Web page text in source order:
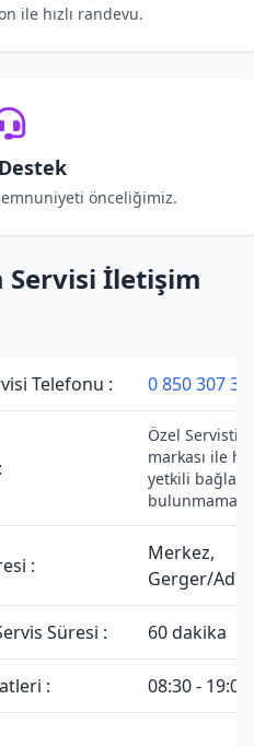
ile hızlı randevu.
önceliğimiz.
Servisi İletişim
Telefonu : 0 850 307 34
Özel
markası ile
yetkili
:
Merkez,
Gerger/
Süresi : 60 dakika
: 08:30 - 19:00